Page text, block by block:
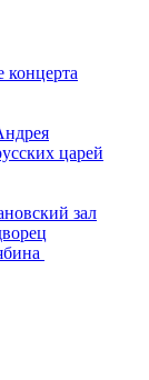
концерта
царей
зал